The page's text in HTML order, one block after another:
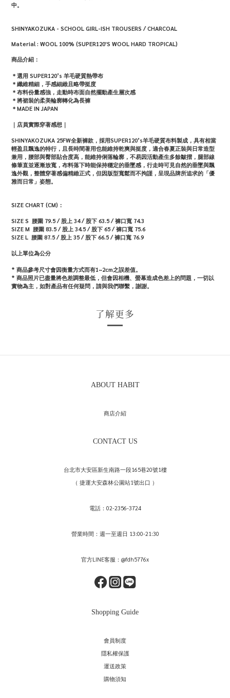
中。
SHINYAKOZUKA - SCHOOL GIRL-ISH TROUSERS / CHARCOAL
Material : WOOL 100% (SUPER120'S WOOL HARD TROPICAL)
商品介紹：
＊選用 SUPER120’s 羊毛硬質熱帶布
＊纖維精細，手感細緻且略帶挺度
＊布料份量感強，走動時布面自然擺動產生層次感
＊將裙裝的柔美輪廓轉化為長褲
＊MADE IN JAPAN
｜店員實際穿著感想｜
SHINYAKOZUKA 25FW全新褲款，採用SUPER120’s羊毛硬質布料製成，具有相當
輕盈且飄逸的特行，且長時間著用也能維持乾爽與挺度，適合春夏正裝與日常造型
兼用，腰部與臀部貼合度高，能維持俐落輪廓，不易因活動產生多餘皺摺，腿部線
條筆直並逐漸放寬，布料落下時能保持穩定的垂墜感，行走時可見自然的垂墜與飄
逸外觀，整體穿著感偏精緻正式，但因版型寬鬆而不拘謹，呈現品牌所追求的「優
雅而日常」姿態。
SIZE CHART (CM)：
SIZE S 腰圍 79.5 / 股上 34 / 股下 63.5 /褲口寬 74.3
SIZE M 腰圍 83.5 / 股上 34.5 / 股下 65 /褲口寬 75.6
SIZE L 腰圍 87.5 / 股上 35 / 股下 66.5 /褲口寬 76.9
以上單位為公分
* 商品參考尺寸會因衡量方式而有1~2cm之誤差值。
* 商品照片已盡量將色差調整最低，但會因相機、螢幕造成色差上的問題，一切以
實物為主，如對產品有任何疑問，請與我們聯繫，謝謝。
了解更多
ABOUT HABIT
商店介紹
CONTACT US
台北市大安區新生南路一段165巷20號1樓
（ 捷運大安森林公園站1號出口 ）
電話：02-2356-3724
營業時間：週一至週日 13:00-21:30
官方LINE客服：@fdh5776x
Shopping Guide
會員制度
隱私權保護
運送政策
購物須知